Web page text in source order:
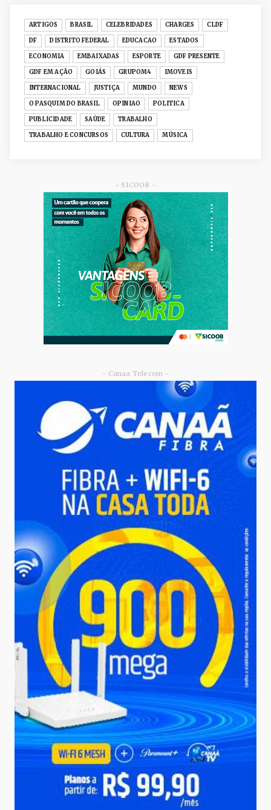
UNCATEGORIZED
Senac-DF leva oficinas gastronômicas à 33ª
Expochê com recei...
Junho 15, 2026
ACERVO DIGITAL
Acervo histórico de O Pasquim ganha novas
edições digitais e...
Junho 14, 2026
GRUPOM4
Junho 12, 2026
GRUPOM4
Celina Leão vira a página do CAD-DF e inicia
nova fase de ec...
Junho 09, 2026
ARTIGOS BRASIL CELEBRIDADES CHARGES CLDF
DF DISTRITO FEDERAL EDUCACAO ESTADOS
ECONOMIA EMBAIXADAS ESPORTE GDF PRESENTE
GDF EM AÇÃO GOIÁS GRUPOM4 IMOVEIS
INTERNACIONAL JUSTIÇA MUNDO NEWS
O PASQUIM DO BRASIL OPINIAO POLITICA
PUBLICIDADE SAÚDE TRABALHO
TRABALHO E CONCURSOS CULTURA MÚSICA
- SICOOB -
- Canaa Telecom -